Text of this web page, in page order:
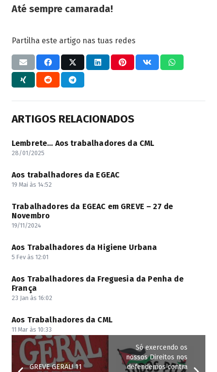
Até sempre camarada!
Partilha este artigo nas tuas redes
ARTIGOS RELACIONADOS
Lembrete… Aos trabalhadores da CML
28/01/2025
Aos trabalhadores da EGEAC
19 Mai às 14:52
Trabalhadores da EGEAC em GREVE – 27 de
Novembro
19/11/2024
Aos Trabalhadores da Higiene Urbana
5 Fev às 12:01
Aos Trabalhadores da Freguesia da Penha de
França
23 Jan às 16:02
Aos Trabalhadores da CML
11 Mar às 10:33
GREVE GERAL! 11
Só exercendo os
nossos Direitos nos
defendemos contra